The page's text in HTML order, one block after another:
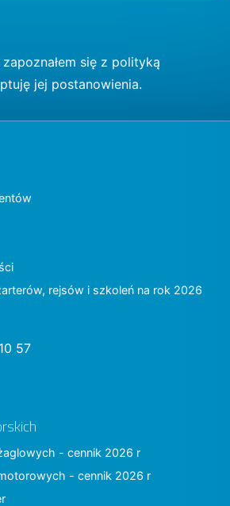
się z polityką
jej postanowienia.
rejsów i szkoleń na rok 2026
57
- cennik 2026 r
- cennik 2026 r